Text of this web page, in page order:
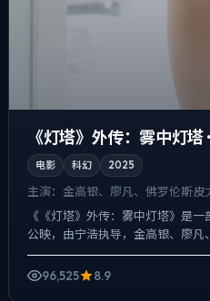
《灯塔》外传：雾中灯塔
电影 科幻 2025
主演： 金高银、廖凡、佛罗伦斯·皮
《《灯塔》外传：雾中灯塔》是
公映，由宁浩执导，金高银、廖凡
叙事把过去与现在拧成一股绳，爱
96,525
8.9